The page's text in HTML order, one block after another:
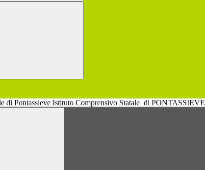
Istituto Comprensivo Statale di PONTASSIEVE